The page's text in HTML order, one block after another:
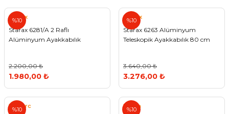
%10
Starax
Starax 6281/A 2 Raflı
Alüminyum Ayakkabılık
2.200,00 ₺
1.980,00 ₺
%10
Starax
Starax 6263 Alüminyum
Teleskopik Ayakkabılık 80 cm
3.640,00 ₺
3.276,00 ₺
%10
Newarc %10
Duxxa